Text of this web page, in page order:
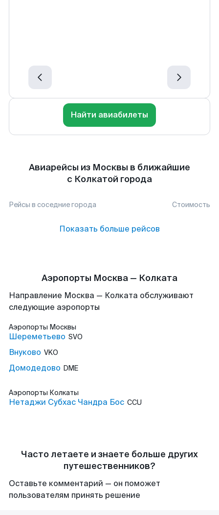
Найти авиабилеты
Авиарейсы из Москвы в ближайшие
с Колкатой города
Рейсы в соседние города Стоимость
Показать больше рейсов
Аэропорты Москва — Колката
Направление Москва — Колката обслуживают
следующие аэропорты
Аэропорты Москвы
Шереметьево SVO
Внуково VKO
Домодедово DME
Аэропорты Колкаты
Нетаджи Субхас Чандра Бос CCU
Часто летаете и знаете больше других
путешественников?
Оставьте комментарий — он поможет
пользователям принять решение